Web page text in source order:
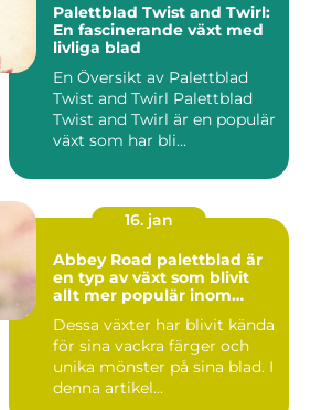
Palettblad Twist and Twirl:
En fascinerande växt med
livliga blad
En Översikt av Palettblad
Twist and Twirl Palettblad
Twist and Twirl är en populär
växt som har bli...
16. jan
Abbey Road palettblad är
en typ av växt som blivit
allt mer populär inom
Dessa växter har blivit kända
för sina vackra färger och
unika mönster på sina blad. I
denna artikel...